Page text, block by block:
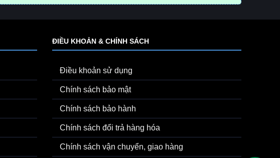
ĐIỀU KHOẢN & CHÍNH SÁCH
Điều khoản sử dụng
Chính sách bảo mật
Chính sách bảo hành
Chính sách đổi trả hàng hóa
Chính sách vận chuyển, giao hàng